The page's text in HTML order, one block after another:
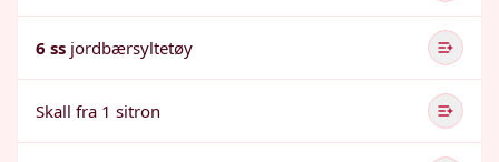
6 ss jordbærsyltetøy
Skall fra 1 sitron